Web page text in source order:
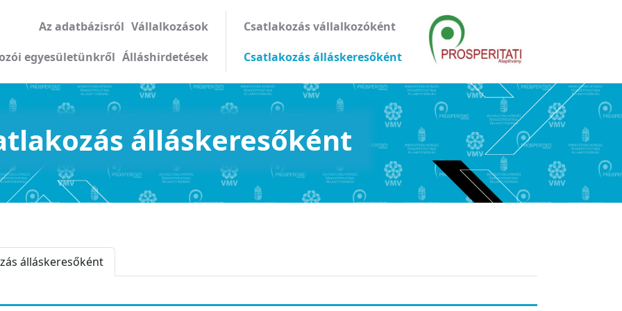
Az adatbázisról Vállalkozások
egyesületünkről Álláshirdetések
Kapcsolat
Csatlakozás vállalkozóként
Csatlakozás álláskeresőként
álláskeresőként
álláskeresőként